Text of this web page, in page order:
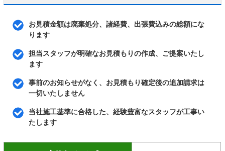
お見積金額は廃棄処分、諸経費、出張費込みの総額にな
ります
担当スタッフが明確なお見積もりの作成、ご提案いたし
ます
事前のお知らせがなく、お見積もり確定後の追加請求は
一切いたしません
当社施工基準に合格した、経験豊富なスタッフが工事い
たします